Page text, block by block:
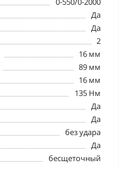
Да
Да
2
16 мм
89 мм
16 мм
135 Нм
Да
Да
без удара
Да
бесщеточный